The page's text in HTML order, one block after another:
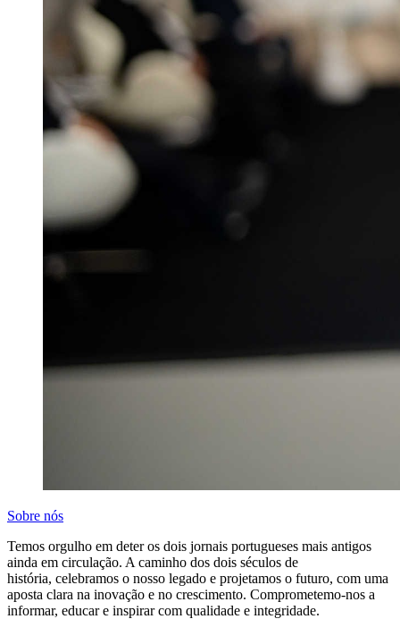
Sobre nós
Temos orgulho em deter os dois jornais portugueses mais antigos
ainda em circulação. A caminho dos dois séculos de
história, celebramos o nosso legado e projetamos o futuro, com uma
aposta clara na inovação e no crescimento. Comprometemo-nos a
informar, educar e inspirar com qualidade e integridade.